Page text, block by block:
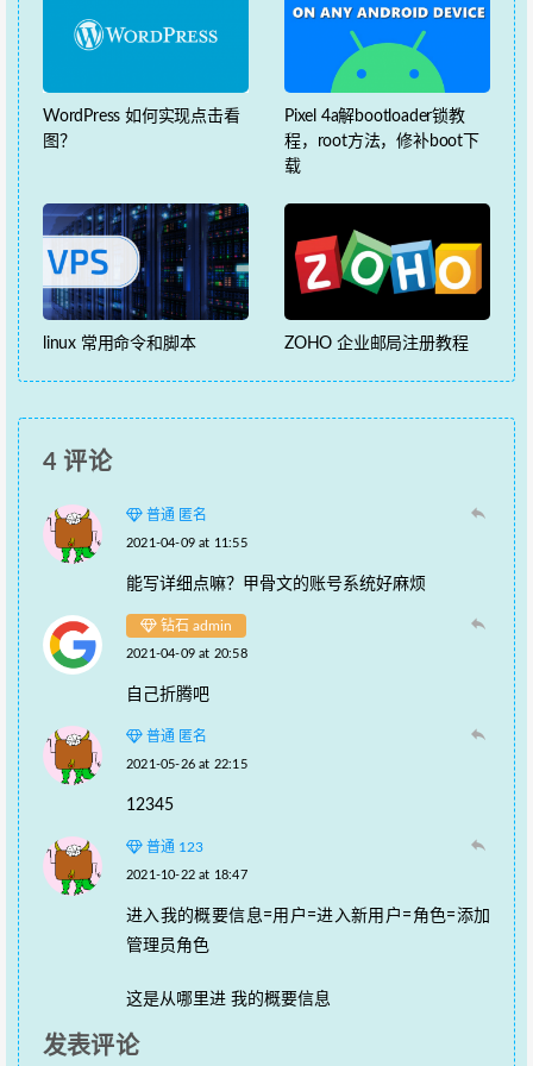
WordPress 如何实现点击看
图？
Pixel 4a解bootloader锁教
程，root方法，修补boot下
载
linux 常用命令和脚本 ZOHO 企业邮局注册教程
4 评论
普通 匿名
2021-04-09 at 11:55
能写详细点嘛？甲骨文的账号系统好麻烦
钻石 admin
2021-04-09 at 20:58
自己折腾吧
普通 匿名
2021-05-26 at 22:15
12345
普通 123
2021-10-22 at 18:47
进入我的概要信息=用户=进入新用户=角色=添加
管理员角色
这是从哪里进 我的概要信息
发表评论